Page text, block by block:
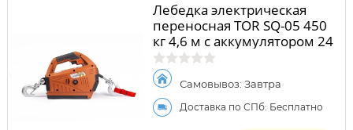
Лебедка электрическая
переносная TOR SQ-05 450
кг 4,6 м с аккумулятором 24
В
Самовывоз: Завтра
Доставка по СПб: Бесплатно